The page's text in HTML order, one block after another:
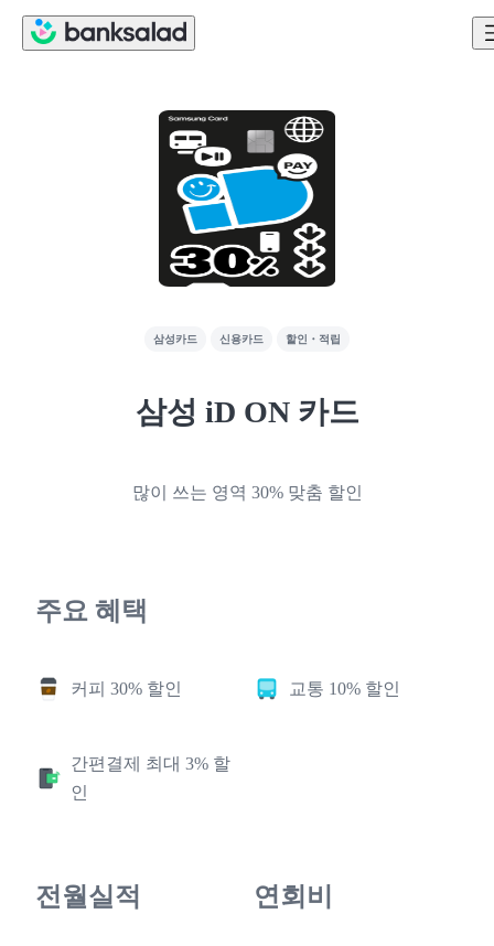
삼성카드 신용카드 할인・적립
삼성 iD ON 카드
많이 쓰는 영역 30% 맞춤 할인
주요 혜택
커피 30% 할인 교통 10% 할인
간편결제 최대 3% 할
인
전월실적 연회비